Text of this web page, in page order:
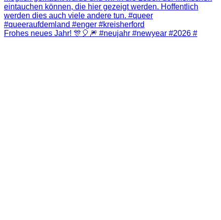
Frohes neues Jahr! 🎊🎈🎆 #neujahr #newyear #2026 #